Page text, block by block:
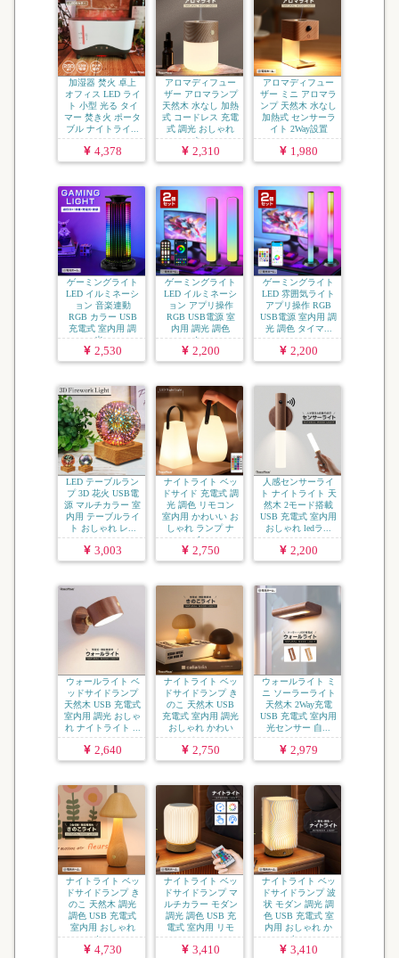
加湿器 焚火 卓上
オフィス LED ライ
ト 小型 光る タイ
マー 焚き火 ポータ
ブル ナイトライ...
4,378
アロマディフュー
ザー アロマランプ
天然木 水なし 加熱
式 コードレス 充電
式 調光 おしゃれ
ナ...
2,310
アロマディフュー
ザー ミニ アロマラ
ンプ 天然木 水なし
加熱式 センサーラ
イト 2Way設置
コ...
1,980
ゲーミングライト
LED イルミネーシ
ョン 音楽連動
RGB カラー USB
充電式 室内用 調
光...
2,530
ゲーミングライト
LED イルミネーシ
ョン アプリ操作
RGB USB電源 室
内用 調光 調色
タ...
2,200
ゲーミングライト
LED 雰囲気ライト
アプリ操作 RGB
USB電源 室内用 調
光 調色 タイマ...
2,200
LED テーブルラン
プ 3D 花火 USB電
源 マルチカラー 室
内用 テーブルライ
ト おしゃれ レ...
3,003
ナイトライト ベッ
ドサイド 充電式 調
光 調色 リモコン
室内用 かわいい お
しゃれ ランプ ナ
イ...
2,750
人感センサーライ
ト ナイトライト 天
然木 2モード搭載
USB 充電式 室内用
おしゃれ ledラ...
2,200
ウォールライト ベ
ッドサイドランプ
天然木 USB 充電式
室内用 調光 おしゃ
れ ナイトライト ...
2,640
ナイトライト ベッ
ドサイドランプ き
のこ 天然木 USB
充電式 室内用 調光
おしゃれ かわい
い...
2,750
ウォールライト ミ
ニ ソーラーライト
天然木 2Way充電
USB 充電式 室内用
光センサー 自...
2,979
ナイトライト ベッ
ドサイドランプ き
のこ 天然木 調光
調色 USB 充電式
室内用 おしゃれ
か...
4,730
ナイトライト ベッ
ドサイドランプ マ
ルチカラー モダン
調光 調色 USB 充
電式 室内用 リモ
コ...
3,410
ナイトライト ベッ
ドサイドランプ 波
状 モダン 調光 調
色 USB 充電式 室
内用 おしゃれ か
わ...
3,410